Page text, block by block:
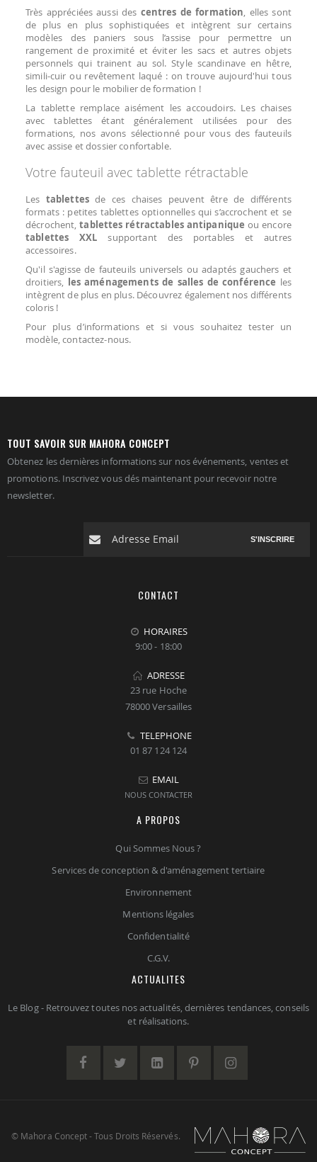
Très appréciées aussi des centres de formation, elles sont
de plus en plus sophistiquées et intègrent sur certains
modèles des paniers sous l’assise pour permettre un
rangement de proximité et éviter les sacs et autres objets
personnels qui trainent au sol. Style scandinave en hêtre,
simili-cuir ou revêtement laqué : on trouve aujourd'hui tous
les design pour le mobilier de formation !
La tablette remplace aisément les accoudoirs. Les chaises
avec tablettes étant généralement utilisées pour des
formations, nos avons sélectionné pour vous des fauteuils
avec assise et dossier confortable.
Votre fauteuil avec tablette rétractable
Les tablettes de ces chaises peuvent être de différents
formats : petites tablettes optionnelles qui s’accrochent et se
décrochent,tablettes rétractables antipanique ou encore
tablettes XXL supportant des portables et autres
accessoires.
Qu'il s'agisse de fauteuils universels ou adaptés gauchers et
droitiers, les aménagements de salles de conférence les
intègrent de plus en plus. Découvrez également nos différents
coloris !
Pour plus d’informations et si vous souhaitez tester un
modèle, contactez-nous.
TOUT SAVOIR SUR MAHORA CONCEPT
Obtenez les dernières informations sur nos événements, ventes et
promotions. Inscrivez vous dés maintenant pour recevoir notre
newsletter.
S'INSCRIRE
CONTACT
HORAIRES
9:00 - 18:00
ADRESSE
23 rue Hoche
78000 Versailles
TELEPHONE
01 87 124 124
EMAIL
NOUS CONTACTER
A PROPOS
Qui Sommes Nous ?
Services de conception & d'aménagement tertiaire
Environnement
Mentions légales
Confidentialité
C.G.V.
ACTUALITES
Le Blog - Retrouvez toutes nos actualités, dernières tendances, conseils
et réalisations.
© Mahora Concept - Tous Droits Réservés.